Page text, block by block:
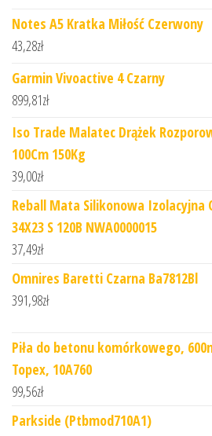
Notes A5 Kratka Miłość Czerwony
43,28zł
Garmin Vivoactive 4 Czarny
899,81zł
Iso Trade Malatec Drążek
100Cm 150Kg
39,00zł
Reball Mata Silikonowa Izolacyjna
34X23 S 120B NWA0000015
37,49zł
Omnires Baretti Czarna Ba7812Bl
391,98zł
Piła do betonu komórkowego,
Topex, 10A760
99,56zł
Parkside (Ptbmod710A1)